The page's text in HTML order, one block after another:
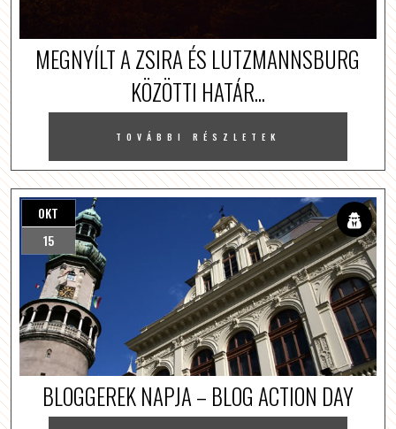
MEGNYÍLT A ZSIRA ÉS LUTZMANNSBURG
KÖZÖTTI HATÁR...
TOVÁBBI RÉSZLETEK
OKT
15
BLOGGEREK NAPJA – BLOG ACTION DAY